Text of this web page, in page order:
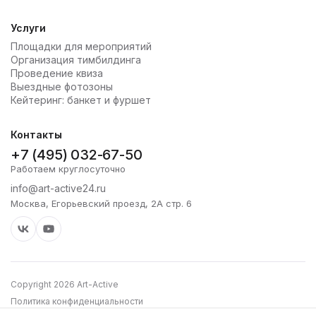
Услуги
Площадки для мероприятий
Организация тимбилдинга
Проведение квиза
Выездные фотозоны
Кейтеринг: банкет и фуршет
Контакты
+7 (495) 032-67-50
Работаем круглосуточно
info@art-active24.ru
Москва, Егорьевский проезд, 2А стр. 6
Copyright 2026 Art-Active
Политика конфиденциальности